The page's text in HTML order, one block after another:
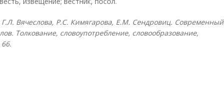
Вячеслова, Р.С. Кимягарова, Е.М. Сендровиц. Современный
Толкование, словоупотребление, словообразование,